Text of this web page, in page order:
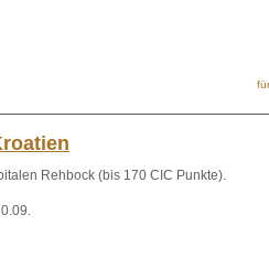
Rehbock (bis 170 CIC Punkte).